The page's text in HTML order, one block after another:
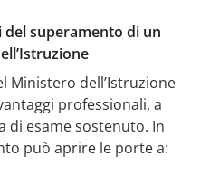
superamento di un
Ministero dell’Istruzione
professionali, a
di esame sostenuto. In
può aprire le porte a: